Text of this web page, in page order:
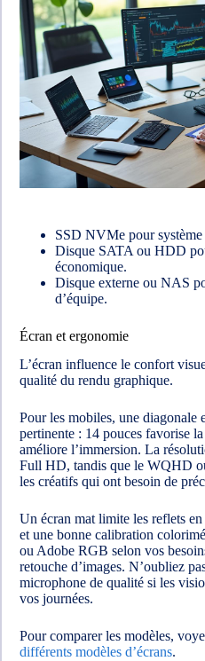
SSD NVMe pour
Disque SATA ou HDD
économique.
Disque externe ou NAS
d’équipe.
Écran et ergonomie
L’écran influence le confort
qualité du rendu graphique.
Pour les mobiles, une diagonale
pertinente : 14 pouces favorise
améliore l’immersion. La
Full HD, tandis que le WQHD
les créatifs qui ont besoin de
Un écran mat limite les reflets
et une bonne calibration
ou Adobe RGB selon vos
retouche d’images. N’oubliez
microphone de qualité si les
vos journées.
Pour comparer les modèles,
différents modèles d’écrans.